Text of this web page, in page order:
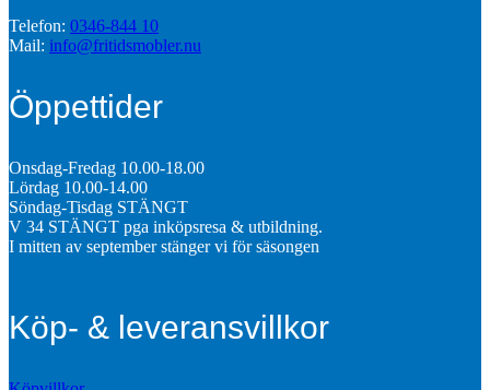
Telefon: 0346-844 10
Mail: info@fritidsmobler.nu
Öppettider
Onsdag-Fredag 10.00-18.00
Lördag 10.00-14.00
Söndag-Tisdag STÄNGT
V 34 STÄNGT pga inköpsresa & utbildning.
I mitten av september stänger vi för säsongen
Köp- & leveransvillkor